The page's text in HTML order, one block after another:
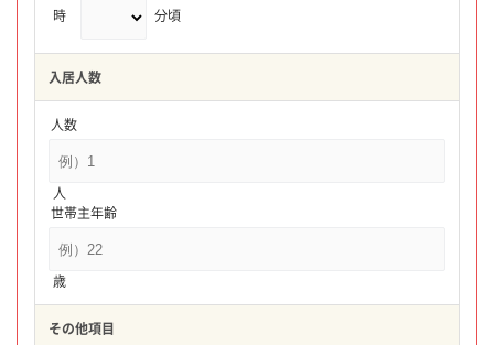
時 分頃
入居人数
人数
人
世帯主年齢
歳
その他項目